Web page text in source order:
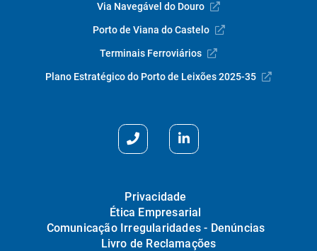
Via Navegável do Douro
Porto de Viana do Castelo
Terminais Ferroviários
Plano Estratégico do Porto de Leixões 2025-35
Privacidade
Ética Empresarial
Comunicação Irregularidades - Denúncias
Livro de Reclamações